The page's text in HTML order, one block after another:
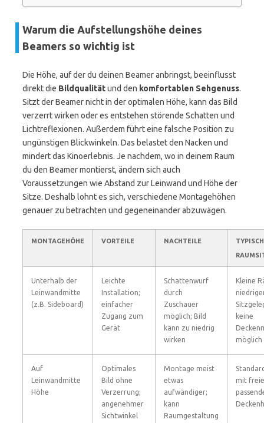
Warum die Aufstellungshöhe deines
Beamers so wichtig ist
Die Höhe, auf der du deinen Beamer anbringst, beeinflusst
direkt die Bildqualitätund den komfortablen Sehgenuss.
Sitzt der Beamer nicht in der optimalen Höhe, kann das Bild
verzerrt wirken oder es entstehen störende Schatten und
Lichtreflexionen. Außerdem führt eine falsche Position zu
ungünstigen Blickwinkeln. Das belastet den Nacken und
mindert das Kinoerlebnis. Je nachdem, wo in deinem Raum
du den Beamer montierst, ändern sich auch
Voraussetzungen wie Abstand zur Leinwand und Höhe der
Sitze. Deshalb lohnt es sich, verschiedene Montagehöhen
genauer zu betrachten und gegeneinander abzuwägen.
MONTAGEHÖHE VORTEILE NACHTEILE
Unterhalb der
Leinwandmitte
(z.B. Sideboard)
Leichte
Installation;
einfacher
Zugang zum
Gerät
Schattenwurf
durch
Zuschauer
möglich; Bild
kann zu niedrig
wirken
Kleine
keine
möglich
Auf
Leinwandmitte
Höhe
Optimales
Bild ohne
Verzerrung;
angenehmer
Sichtwinkel
Montage meist
etwas
aufwändiger;
kann
Raumgestaltung
mit